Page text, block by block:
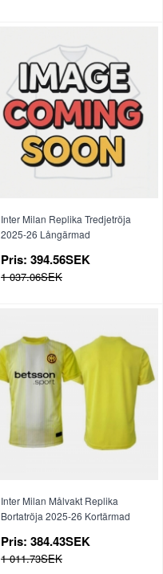
Inter Milan Replika Tredjetröja
2025-26 Långärmad
Pris: 394.56SEK
1 037.06SEK
Inter Milan Målvakt Replika
Bortatröja 2025-26 Kortärmad
Pris: 384.43SEK
1 011.73SEK